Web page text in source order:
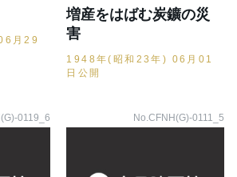
月29
増産をはばむ炭鑛の災
害
1948年(昭和23年) 06月01
日公開
0119_6 No.CFNH(G)-0111_5